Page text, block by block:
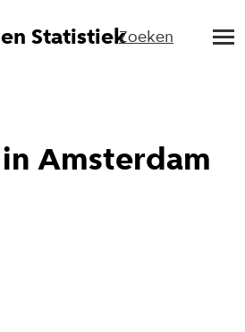
StatistiekZoeken
Amsterdam